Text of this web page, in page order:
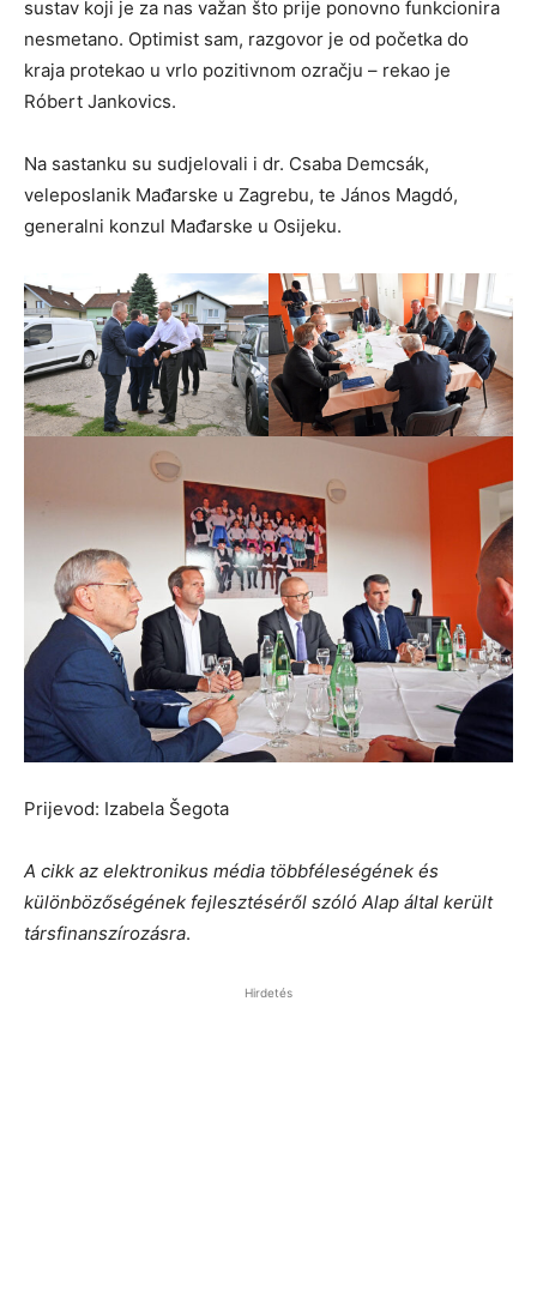
sustav koji je za nas važan što prije ponovno funkcionira
nesmetano. Optimist sam, razgovor je od početka do
kraja protekao u vrlo pozitivnom ozračju – rekao je
Róbert Jankovics.
Na sastanku su sudjelovali i dr. Csaba Demcsák,
veleposlanik Mađarske u Zagrebu, te János Magdó,
generalni konzul Mađarske u Osijeku.
Prijevod: Izabela Šegota
A cikk az elektronikus média többféleségének és
különbözőségének fejlesztéséről szóló Alap által került
társfinanszírozásra.
Hirdetés